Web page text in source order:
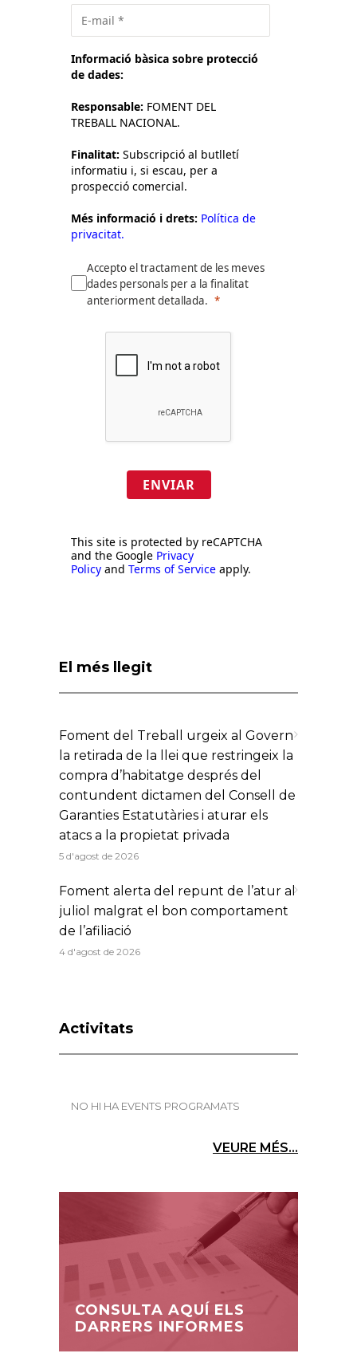
Informació bàsica sobre protecció
de dades:
Responsable: FOMENT DEL
TREBALL NACIONAL.
Finalitat: Subscripció al butlletí
informatiu i, si escau, per a
prospecció comercial.
Més informació i drets: Política de
privacitat.
Accepto el tractament de les meves
dades personals per a la finalitat
anteriorment detallada.
ENVIAR
This site is protected by reCAPTCHA
and the Google Privacy
Policy and Terms of Service apply.
El més llegit
Foment del Treball urgeix al Govern
la retirada de la llei que restringeix la
compra d’habitatge després del
contundent dictamen del Consell de
Garanties Estatutàries i aturar els
atacs a la propietat privada
5 d'agost de 2026
Foment alerta del repunt de l’atur al
juliol malgrat el bon comportament
de l’afiliació
4 d'agost de 2026
Activitats
NO HI HA EVENTS PROGRAMATS
VEURE MÉS...
CONSULTA AQUÍ ELS
DARRERS INFORMES